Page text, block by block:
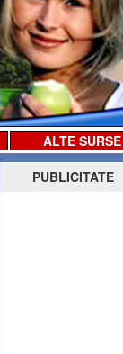
ALTE SURSE
PUBLICITATE